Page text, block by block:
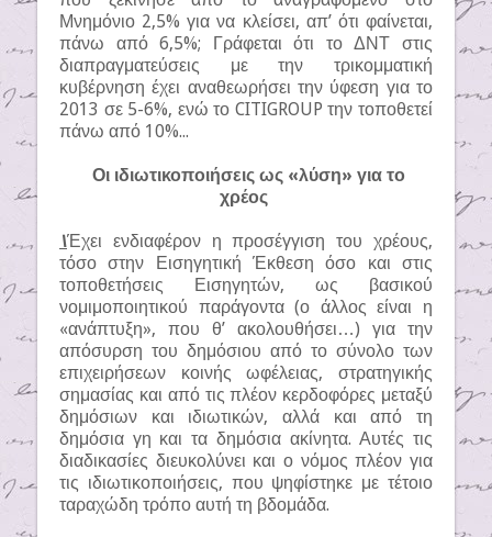
Μνημόνιο 2,5% για να κλείσει, απ’ ότι φαίνεται,
πάνω από 6,5%; Γράφεται ότι το ΔΝΤ στις
διαπραγματεύσεις με την τρικομματική
κυβέρνηση έχει αναθεωρήσει την ύφεση για το
2013 σε 5-6%, ενώ το CITIGROUP την τοποθετεί
πάνω από 10%...
Οι ιδιωτικοποιήσεις ως «λύση» για το
χρέος
\Έχει ενδιαφέρον η προσέγγιση του χρέους,
τόσο στην Εισηγητική Έκθεση όσο και στις
τοποθετήσεις Εισηγητών, ως βασικού
νομιμοποιητικού παράγοντα (ο άλλος είναι η
«ανάπτυξη», που θ’ ακολουθήσει…) για την
απόσυρση του δημόσιου από το σύνολο των
επιχειρήσεων κοινής ωφέλειας, στρατηγικής
σημασίας και από τις πλέον κερδοφόρες μεταξύ
δημόσιων και ιδιωτικών, αλλά και από τη
δημόσια γη και τα δημόσια ακίνητα. Αυτές τις
διαδικασίες διευκολύνει και ο νόμος πλέον για
τις ιδιωτικοποιήσεις, που ψηφίστηκε με τέτοιο
ταραχώδη τρόπο αυτή τη βδομάδα.